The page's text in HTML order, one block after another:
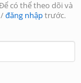
có thể theo dõi và
/đăng nhậptrước.